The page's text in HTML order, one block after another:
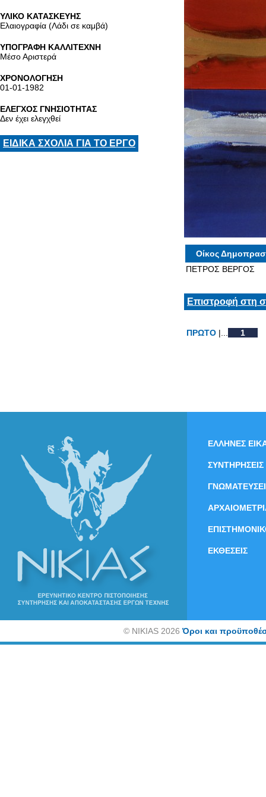
ΥΛΙΚΟ ΚΑΤΑΣΚΕΥΗΣ
Ελαιογραφία (Λάδι σε καμβά)
ΥΠΟΓΡΑΦΗ ΚΑΛΛΙΤΕΧΝΗ
Μέσο Αριστερά
ΧΡΟΝΟΛΟΓΗΣΗ
01-01-1982
ΕΛΕΓΧΟΣ ΓΝΗΣΙΟΤΗΤΑΣ
Δεν έχει ελεγχθεί
ΕΙΔΙΚΑ ΣΧΟΛΙΑ ΓΙΑ ΤΟ ΕΡΓΟ
Οίκος
ΠΕΤΡΟΣ ΒΕΡΓΟΣ
Επιστροφή στη
ΠΡΩΤΟ |... 1
ΕΛΛΗΝΕΣ
ΣΥΝΤΗΡΗΣΕΙΣ
ΕΚΘΕΣΕΙΣ
©NIKIAS 2026Όροι και